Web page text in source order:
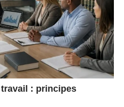
: principes